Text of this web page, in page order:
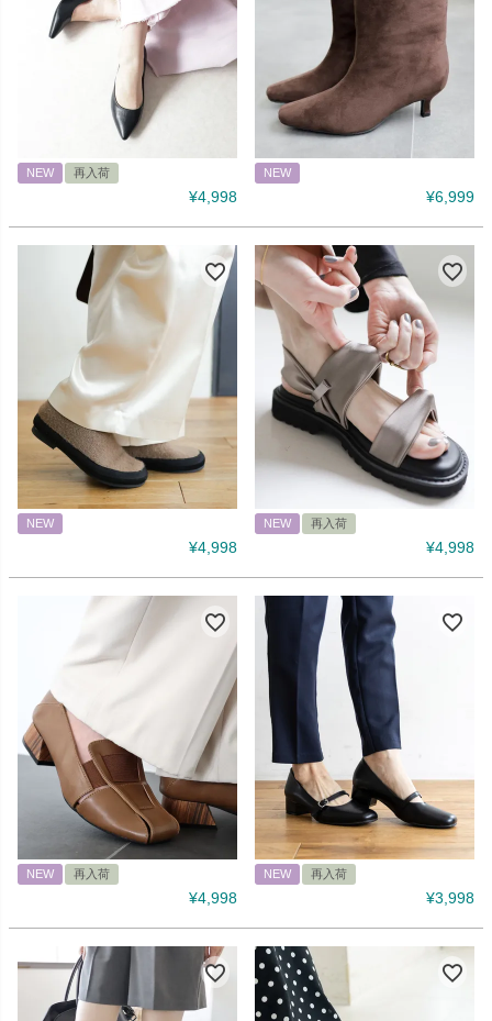
NEW 再入荷
¥4,998
NEW
¥6,999
NEW
¥4,998
NEW 再入荷
¥4,998
NEW 再入荷
¥4,998
NEW 再入荷
¥3,998